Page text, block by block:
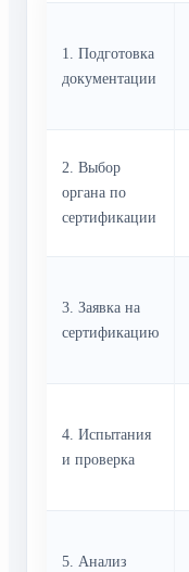
1. Подготовка
документации
2. Выбор
органа по
сертификации
3. Заявка на
сертификацию
4. Испытания
и проверка
5. Анализ